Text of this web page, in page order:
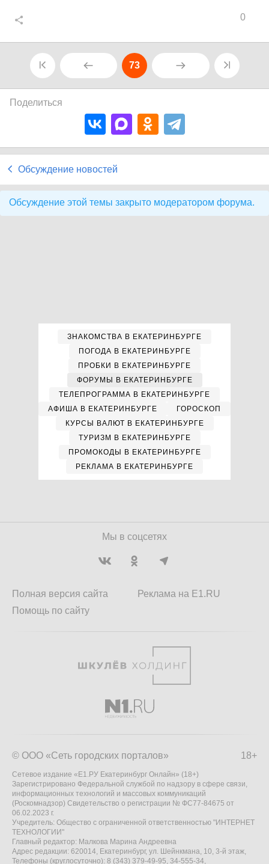
0
73
Поделиться
Обсуждение новостей
Обсуждение этой темы закрыто модератором форума.
ЗНАКОМСТВА В ЕКАТЕРИНБУРГЕ
ПОГОДА В ЕКАТЕРИНБУРГЕ
ПРОБКИ В ЕКАТЕРИНБУРГЕ
ФОРУМЫ В ЕКАТЕРИНБУРГЕ
ТЕЛЕПРОГРАММА В ЕКАТЕРИНБУРГЕ
АФИША В ЕКАТЕРИНБУРГЕ
ГОРОСКОП
КУРСЫ ВАЛЮТ В ЕКАТЕРИНБУРГЕ
ТУРИЗМ В ЕКАТЕРИНБУРГЕ
ПРОМОКОДЫ В ЕКАТЕРИНБУРГЕ
РЕКЛАМА В ЕКАТЕРИНБУРГЕ
Мы в соцсетях
Полная версия сайта
Помощь по сайту
Реклама на E1.RU
18+
© ООО «Сеть городских порталов»
Сетевое издание «Е1.РУ Екатеринбург Онлайн» (18+)
Зарегистрировано Федеральной службой по надзору в сфере связи,
информационных технологий и массовых коммуникаций
(Роскомнадзор) Свидетельство о регистрации № ФС77-84675 от
06.02.2023 г.
Учредитель: Общество с ограниченной ответственностью "ИНТЕРНЕТ
ТЕХНОЛОГИИ"
Главный редактор: Малкова Марина Андреевна
Адрес редакции: 620014, Екатеринбург, ул. Шейнкмана, 10, 3-й этаж,
Телефоны (круглосуточно): 8 (343) 379-49-95, 34-555-34,